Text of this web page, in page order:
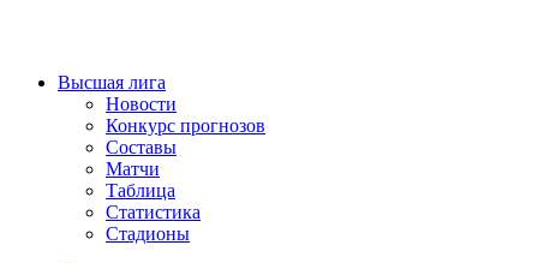
Высшая лига
Новости
Конкурс прогнозов
Составы
Матчи
Таблица
Статистика
Стадионы